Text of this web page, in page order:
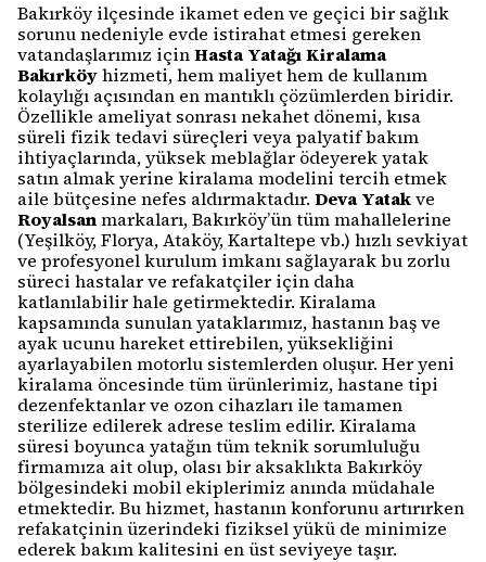
Bakırköy ilçesinde ikamet eden ve geçici bir sağlık
sorunu nedeniyle evde istirahat etmesi gereken
vatandaşlarımız içinHasta Yatağı Kiralama
Bakırköyhizmeti, hem maliyet hem de kullanım
kolaylığı açısından en mantıklı çözümlerden biridir.
Özellikle ameliyat sonrası nekahet dönemi, kısa
süreli fizik tedavi süreçleri veya palyatif bakım
ihtiyaçlarında, yüksek meblağlar ödeyerek yatak
satın almak yerine kiralama modelini tercih etmek
aile bütçesine nefes aldırmaktadır. Deva Yatakve
Royalsanmarkaları, Bakırköy’ün tüm mahallelerine
(Yeşilköy, Florya, Ataköy, Kartaltepe vb.) hızlı sevkiyat
ve profesyonel kurulum imkanı sağlayarak bu zorlu
süreci hastalar ve refakatçiler için daha
katlanılabilir hale getirmektedir. Kiralama
kapsamında sunulan yataklarımız, hastanın baş ve
ayak ucunu hareket ettirebilen, yüksekliğini
ayarlayabilen motorlu sistemlerden oluşur. Her yeni
kiralama öncesinde tüm ürünlerimiz, hastane tipi
dezenfektanlar ve ozon cihazları ile tamamen
sterilize edilerek adrese teslim edilir. Kiralama
süresi boyunca yatağın tüm teknik sorumluluğu
firmamıza ait olup, olası bir aksaklıkta Bakırköy
bölgesindeki mobil ekiplerimiz anında müdahale
etmektedir. Bu hizmet, hastanın konforunu artırırken
refakatçinin üzerindeki fiziksel yükü de minimize
ederek bakım kalitesini en üst seviyeye taşır.